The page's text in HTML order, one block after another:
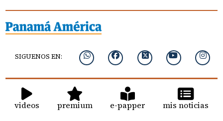
SIGUENOS EN:
videos premium e-papper mis noticias